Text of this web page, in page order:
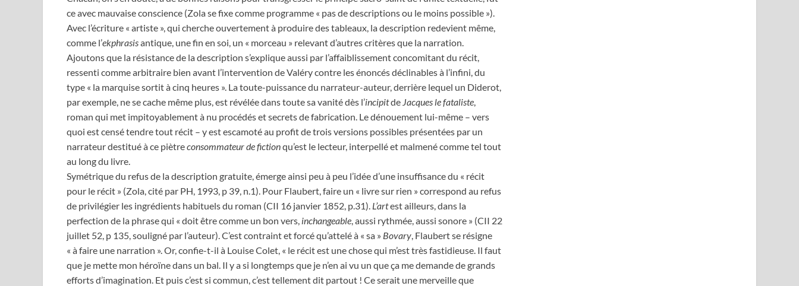
ce avec mauvaise conscience (Zola se fixe comme programme « pas de descriptions ou le moins possible »).
Avec l’écriture « artiste », qui cherche ouvertement à produire des tableaux, la description redevient même,
comme l’ekphrasisantique, une fin en soi, un « morceau » relevant d’autres critères que la narration.
Ajoutons que la résistance de la description s’explique aussi par l’affaiblissement concomitant du récit,
ressenti comme arbitraire bien avant l’intervention de Valéry contre les énoncés déclinables à l’infini, du
type « la marquise sortit à cinq heures ». La toute-puissance du narrateur-auteur, derrière lequel un Diderot,
par exemple, ne se cache même plus, est révélée dans toute sa vanité dès l’incipitde Jacques le fataliste
roman qui met impitoyablement à nu procédés et secrets de fabrication. Le dénouement lui-même – vers
quoi est censé tendre tout récit – y est escamoté au profit de trois versions possibles présentées par un
narrateur destitué à ce piètreconsommateur de fictionqu’est le lecteur, interpellé et malmené comme tel tout
au long du livre.
Symétrique du refus de la description gratuite, émerge ainsi peu à peu l’idée d’une insuffisance du « récit
pour le récit » (Zola, cité par PH, 1993, p 39, n.1). Pour Flaubert, faire un « livre sur rien » correspond au refus
de privilégier les ingrédients habituels du roman (CII 16 janvier 1852, p.31). L’artest ailleurs, dans la
perfection de la phrase qui « doit être comme un bon vers, inchangeable , aussi rythmée, aussi sonore » (CII 22
juillet 52, p 135, souligné par l’auteur). C’est contraint et forcé qu’attelé à « sa » Bovary , Flaubert se résigne
« à faire une narration ». Or, confie-t-il à Louise Colet, « le récit est une chose qui m’est très fastidieuse. Il faut
que je mette mon héroïne dans un bal. Il y a si longtemps que je n’en ai vu un que ça me demande de grands
efforts d’imagination. Et puis c’est si commun, c’est tellement dit partout ! Ce serait une merveille que